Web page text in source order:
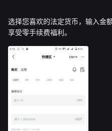
选择您喜欢的法定货币，输入金
享受零手续费福利。